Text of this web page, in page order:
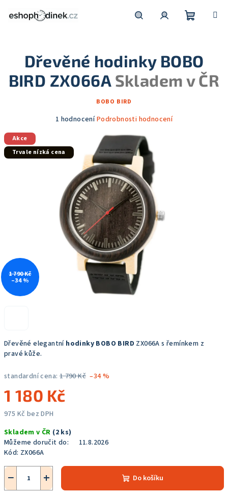
košík
Dřevěné elegantní hodinky BOBO BIRD ZX066A s řemínkem z
pravé kůže.
standardní cena: 1 790 Kč –34 %
1 180 Kč
975 Kč bez DPH
cena:
Skladem v ČR (2 ks)
Můžeme doručit do:
11.8.2026
Kód: ZX066A
+
− Do košíku
Dřevěné hodinky BOBO
BIRD ZX066A Skladem v ČR
BOBO BIRD
Průměrné
je
5,0
hvězdiček.
1 hodnoceníPodrobnosti hodnocení
Akce
Trvale nízká cena
1 790 Kč
–34 %